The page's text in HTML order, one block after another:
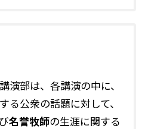
演部は、各講演の中に、
る公衆の話題に対して、
名誉牧師の生涯に関する